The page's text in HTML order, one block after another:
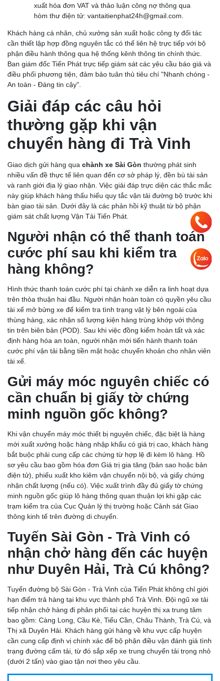
xuất hóa đơn VAT và thảo luận công nợ thông qua
hòm thư điện tử: vantaitienphat24h@gmail.com.
Khách hàng cá nhân, chủ xưởng sản xuất hoặc công ty đối tác
cần thiết lập hợp đồng nguyên tắc có thể liên hệ trực tiếp với bộ
phận điều hành thông qua hệ thống kênh thông tin chính thức.
Ban giám đốc Tiến Phát trực tiếp giám sát các yêu cầu báo giá và
điều phối phương tiện, đảm bảo tuân thủ tiêu chí "Nhanh chóng -
An toàn - Đáng tin cậy".
Giải đáp các câu hỏi
thường gặp khi vận
chuyển hàng đi Trà Vinh
Giao dịch gửi hàng qua chành xe Sài Gòn thường phát sinh
nhiều vấn đề thực tế liên quan đến cơ sở pháp lý, đền bù tài sản
và ranh giới địa lý giao nhận. Việc giải đáp trực diện các thắc mắc
này giúp khách hàng thấu hiểu quy tắc vận tải đường bộ trước khi
bàn giao tài sản. Dưới đây là các phản hồi kỹ thuật từ bộ phận
giám sát chất lượng Vận Tải Tiến Phát.
Người nhận có thể thanh toán
cước phí sau khi kiểm tra
hàng không?
Hình thức thanh toán cước phí tại chành xe diễn ra linh hoạt dựa
trên thỏa thuận hai đầu. Người nhận hoàn toàn có quyền yêu cầu
tài xế mở bửng xe để kiểm tra tình trạng vật lý bên ngoài của
thùng hàng, xác nhận số lượng kiện hàng trùng khớp với thông
tin trên biên bản (POD). Sau khi việc đồng kiểm hoàn tất và xác
định hàng hóa an toàn, người nhận mới tiến hành thanh toán
cước phí vận tải bằng tiền mặt hoặc chuyển khoản cho nhân viên
tài xế.
Gửi máy móc nguyên chiếc có
cần chuẩn bị giấy tờ chứng
minh nguồn gốc không?
Khi vận chuyển máy móc thiết bị nguyên chiếc, đặc biệt là hàng
mới xuất xưởng hoặc hàng nhập khẩu có giá trị cao, khách hàng
bắt buộc phải cung cấp các chứng từ hợp lệ đi kèm lô hàng. Hồ
sơ yêu cầu bao gồm hóa đơn Giá trị gia tăng (bản sao hoặc bản
điện tử), phiếu xuất kho kiêm vận chuyển nội bộ, và giấy chứng
nhận chất lượng (nếu có). Việc xuất trình đầy đủ giấy tờ chứng
minh nguồn gốc giúp lô hàng thông quan thuận lợi khi gặp các
trạm kiểm tra của Cục Quản lý thị trường hoặc Cảnh sát Giao
thông kinh tế trên đường di chuyển.
Tuyến Sài Gòn - Trà Vinh có
nhận chở hàng đến các huyện
như Duyên Hải, Trà Cú không?
Tuyến đường bộ Sài Gòn - Trà Vinh của Tiến Phát không chỉ giới
hạn điểm trả hàng tại khu vực thành phố Trà Vinh. Đội ngũ xe tải
tiếp nhận chở hàng đi phân phối tại các huyện thị xa trung tâm
bao gồm: Càng Long, Cầu Kè, Tiểu Cần, Châu Thành, Trà Cú, và
Thị xã Duyên Hải. Khách hàng gửi hàng về khu vực cấp huyện
cần cung cấp định vị chính xác để bộ phận điều vận đánh giá tình
trạng đường cấm tải, từ đó sắp xếp xe trung chuyển tải trọng nhỏ
(dưới 2 tấn) vào giao tận nơi theo yêu cầu.
CHÀNH XE VĨNH LONG: GIÁ CƯỚC RẺ, GIAO NHẬN
TRONG NGÀY
CHÀNH XE CẦN THƠ: CHỈ 750Đ/KG, GIÁ TIẾT KIỆM,
CHIẾT KHẤU HẤP DẪN